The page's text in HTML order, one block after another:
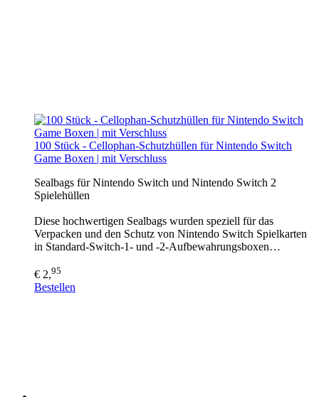
100 Stück - Cellophan-Schutzhüllen für Nintendo Switch
Game Boxen | mit Verschluss
Sealbags für Nintendo Switch und Nintendo Switch 2
Spielehüllen
Diese hochwertigen Sealbags wurden speziell für das
Verpacken und den Schutz von Nintendo Switch Spielkarten
in Standard-Switch-1- und -2-Aufbewahrungsboxen…
€ 2,95
Bestellen